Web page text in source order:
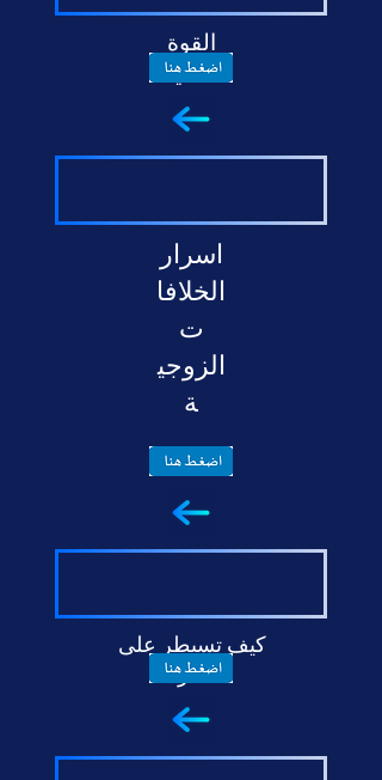
القوة
الذاتية
اسرار
الخلافا
ت
الزوجي
ة
كيف تسيطر على
افكارك